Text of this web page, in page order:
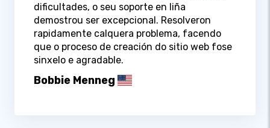
dificultades, o seu soporte en liña
demostrou ser excepcional. Resolveron
rapidamente calquera problema, facendo
que o proceso de creación do sitio web fose
sinxelo e agradable.
Bobbie Menneg